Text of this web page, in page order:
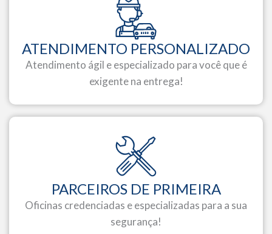
ATENDIMENTO PERSONALIZADO
Atendimento ágil e especializado para você que é
exigente na entrega!
PARCEIROS DE PRIMEIRA
Oficinas credenciadas e especializadas para a sua
segurança!